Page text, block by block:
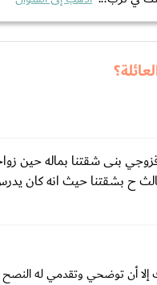
بنى شقتنا بماله حين
ح بشقتنا حيث انه كان
أن توضحي وتقدمي له النصح